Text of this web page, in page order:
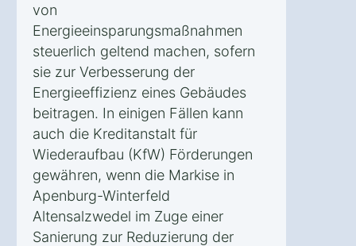
von
Energieeinsparungsmaßnahmen
steuerlich geltend machen, sofern
sie zur Verbesserung der
Energieeffizienz eines Gebäudes
beitragen. In einigen Fällen kann
auch die Kreditanstalt für
Wiederaufbau (KfW) Förderungen
gewähren, wenn die Markise in
Apenburg-Winterfeld
Altensalzwedel im Zuge einer
Sanierung zur Reduzierung der